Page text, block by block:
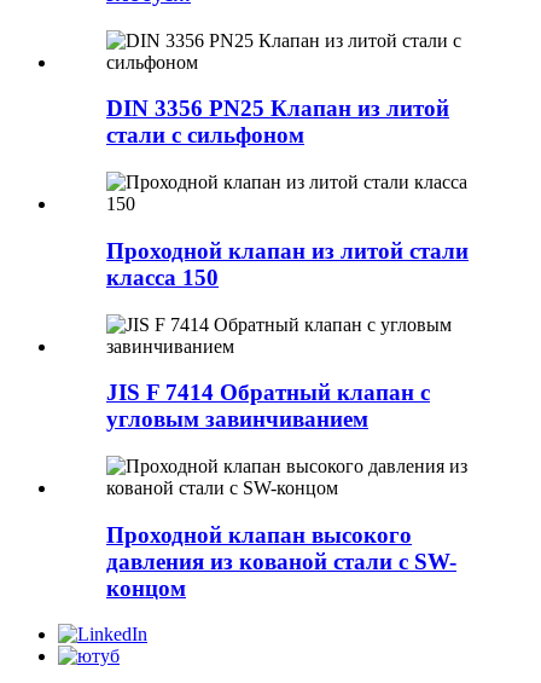
DIN 3356 PN25 Клапан из литой
стали с сильфоном
Проходной клапан из литой стали
класса 150
JIS F 7414 Обратный клапан с
угловым завинчиванием
Проходной клапан высокого
давления из кованой стали с SW-
концом